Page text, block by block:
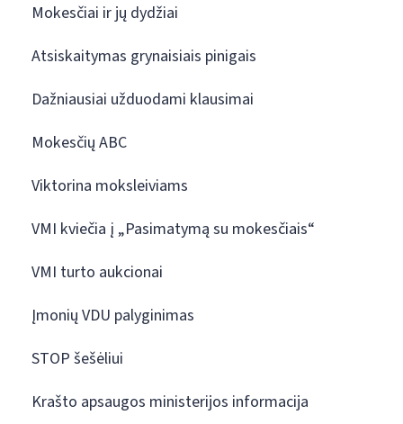
Mokesčiai ir jų dydžiai
Atsiskaitymas grynaisiais pinigais
Dažniausiai užduodami klausimai
Mokesčių ABC
Viktorina moksleiviams
VMI kviečia į „Pasimatymą su mokesčiais“
VMI turto aukcionai
Įmonių VDU palyginimas
STOP šešėliui
Krašto apsaugos ministerijos informacija